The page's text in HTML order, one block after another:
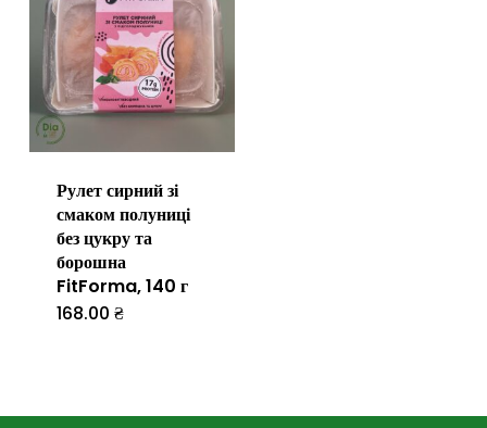
Рулет сирний зі
смаком полуниці
без цукру та
борошна
FitForma, 140 г
168.00 ₴